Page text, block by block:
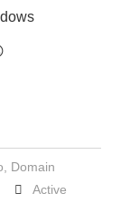
Domain
Active